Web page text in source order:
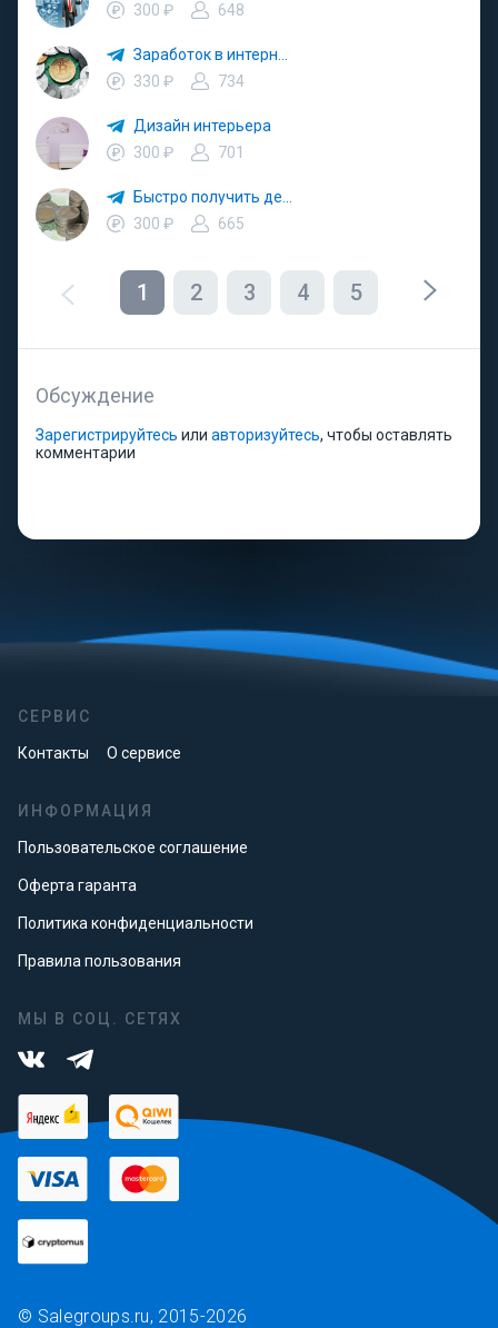
300 ₽
648
330 ₽
734
Дизайн интерьера
300 ₽
701
300 ₽
665
1 2 3 4 5
Обсуждение
Зарегистрируйтесь или авторизуйтесь, чтобы оставлять
комментарии
СЕРВИС
Контакты О сервисе
ИНФОРМАЦИЯ
Пользовательское соглашение
Оферта гаранта
Политика конфиденциальности
Правила пользования
МЫ В СОЦ. СЕТЯХ
© Salegroups.ru, 2015-2026